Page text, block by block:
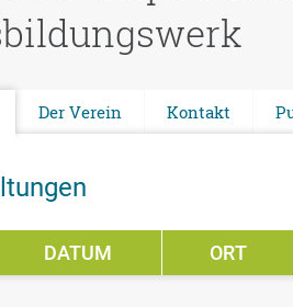
Der Verein Kontakt
DATUM ORT